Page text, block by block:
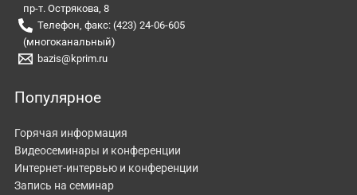
пр-т. Острякова, 8
Телефон, факс: (423) 24-06-605
(многоканальный)
bazis@kprim.ru
Популярное
Горячая информация
Видеосеминары и конференции
Интернет-интервью и конференции
Запись на семинар